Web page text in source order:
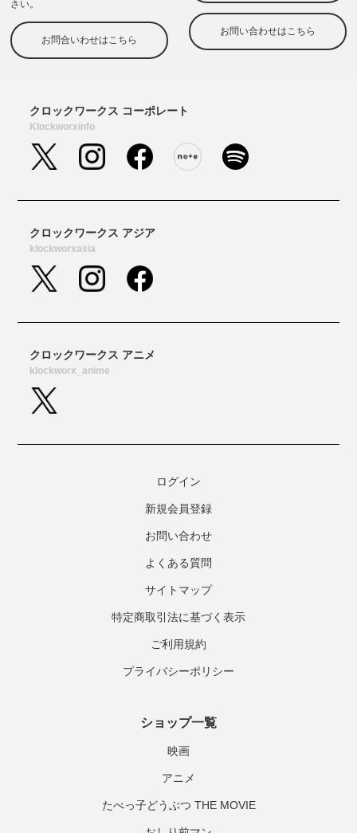
ログイン
新規会員登録
お問い合わせ
よくある質問
サイトマップ
特定商取引法に基づく表示
ご利用規約
プライバシーポリシー
ショップ一覧
映画
アニメ
たべっ子どうぶつ THE MOVIE